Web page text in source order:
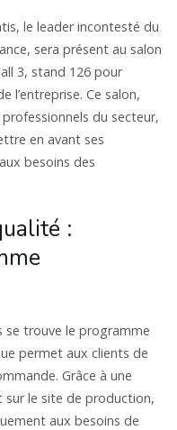
le leader incontesté du
sera présent au salon
3, stand 126 pour
l’entreprise. Ce salon,
du secteur,
en avant ses
besoins des
:
se trouve le programme
permet aux clients de
Grâce à une
le site de production,
aux besoins de